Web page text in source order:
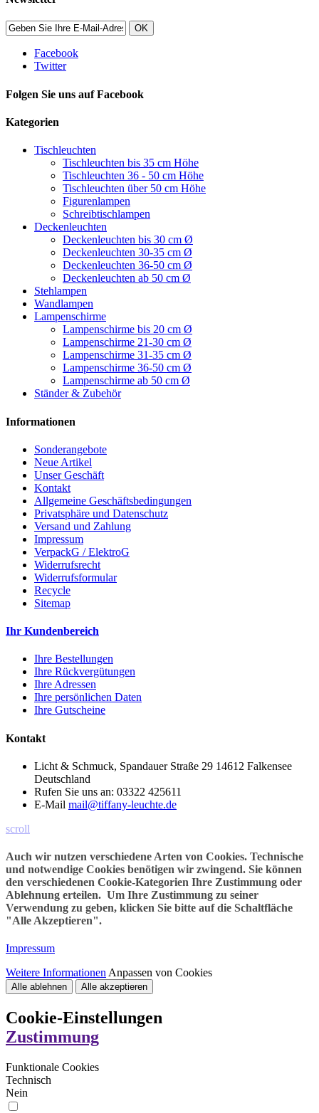
OK
Facebook
Twitter
Folgen Sie uns auf Facebook
Kategorien
Tischleuchten
Tischleuchten bis 35 cm Höhe
Tischleuchten 36 - 50 cm Höhe
Tischleuchten über 50 cm Höhe
Figurenlampen
Schreibtischlampen
Deckenleuchten
Deckenleuchten bis 30 cm Ø
Deckenleuchten 30-35 cm Ø
Deckenleuchten 36-50 cm Ø
Deckenleuchten ab 50 cm Ø
Stehlampen
Wandlampen
Lampenschirme
Lampenschirme bis 20 cm Ø
Lampenschirme 21-30 cm Ø
Lampenschirme 31-35 cm Ø
Lampenschirme 36-50 cm Ø
Lampenschirme ab 50 cm Ø
Ständer & Zubehör
Informationen
Sonderangebote
Neue Artikel
Unser Geschäft
Kontakt
Allgemeine Geschäftsbedingungen
Privatsphäre und Datenschutz
Versand und Zahlung
Impressum
VerpackG / ElektroG
Widerrufsrecht
Widerrufsformular
Recycle
Sitemap
Ihr Kundenbereich
Ihre Bestellungen
Ihre Rückvergütungen
Ihre Adressen
Ihre persönlichen Daten
Ihre Gutscheine
Kontakt
Licht & Schmuck, Spandauer Straße 29 14612 Falkensee
Deutschland
Rufen Sie uns an: 03322 425611
E-Mail mail@tiffany-leuchte.de
scroll
Auch wir nutzen verschiedene Arten von Cookies. Technische
und notwendige Cookies benötigen wir zwingend. Sie können
den verschiedenen Cookie-Kategorien Ihre Zustimmung oder
Ablehnung erteilen. Um Ihre Zustimmung zu seiner
Verwendung zu geben, klicken Sie bitte auf die Schaltfläche
"Alle Akzeptieren".
Impressum
Weitere Informationen Anpassen von Cookies
Alle ablehnen Alle akzeptieren
Cookie-Einstellungen
Zustimmung
Funktionale Cookies
Technisch
Nein